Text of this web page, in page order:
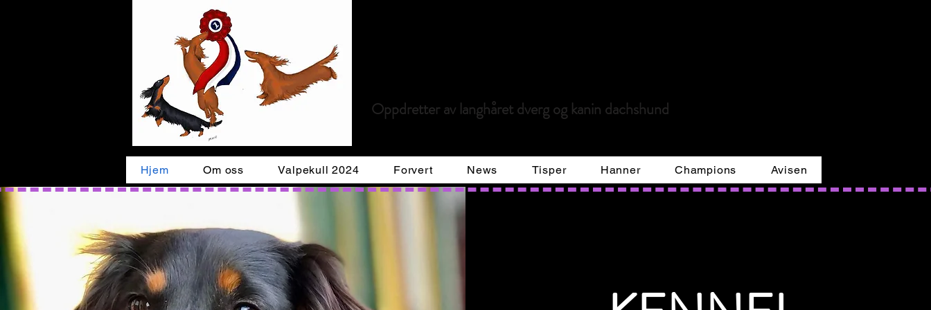
Oppdretter av langhåret dverg og kanin dachshund
Hjem Om oss Valpekull 2024 Forvert News Tisper Hanner Champions Avisen